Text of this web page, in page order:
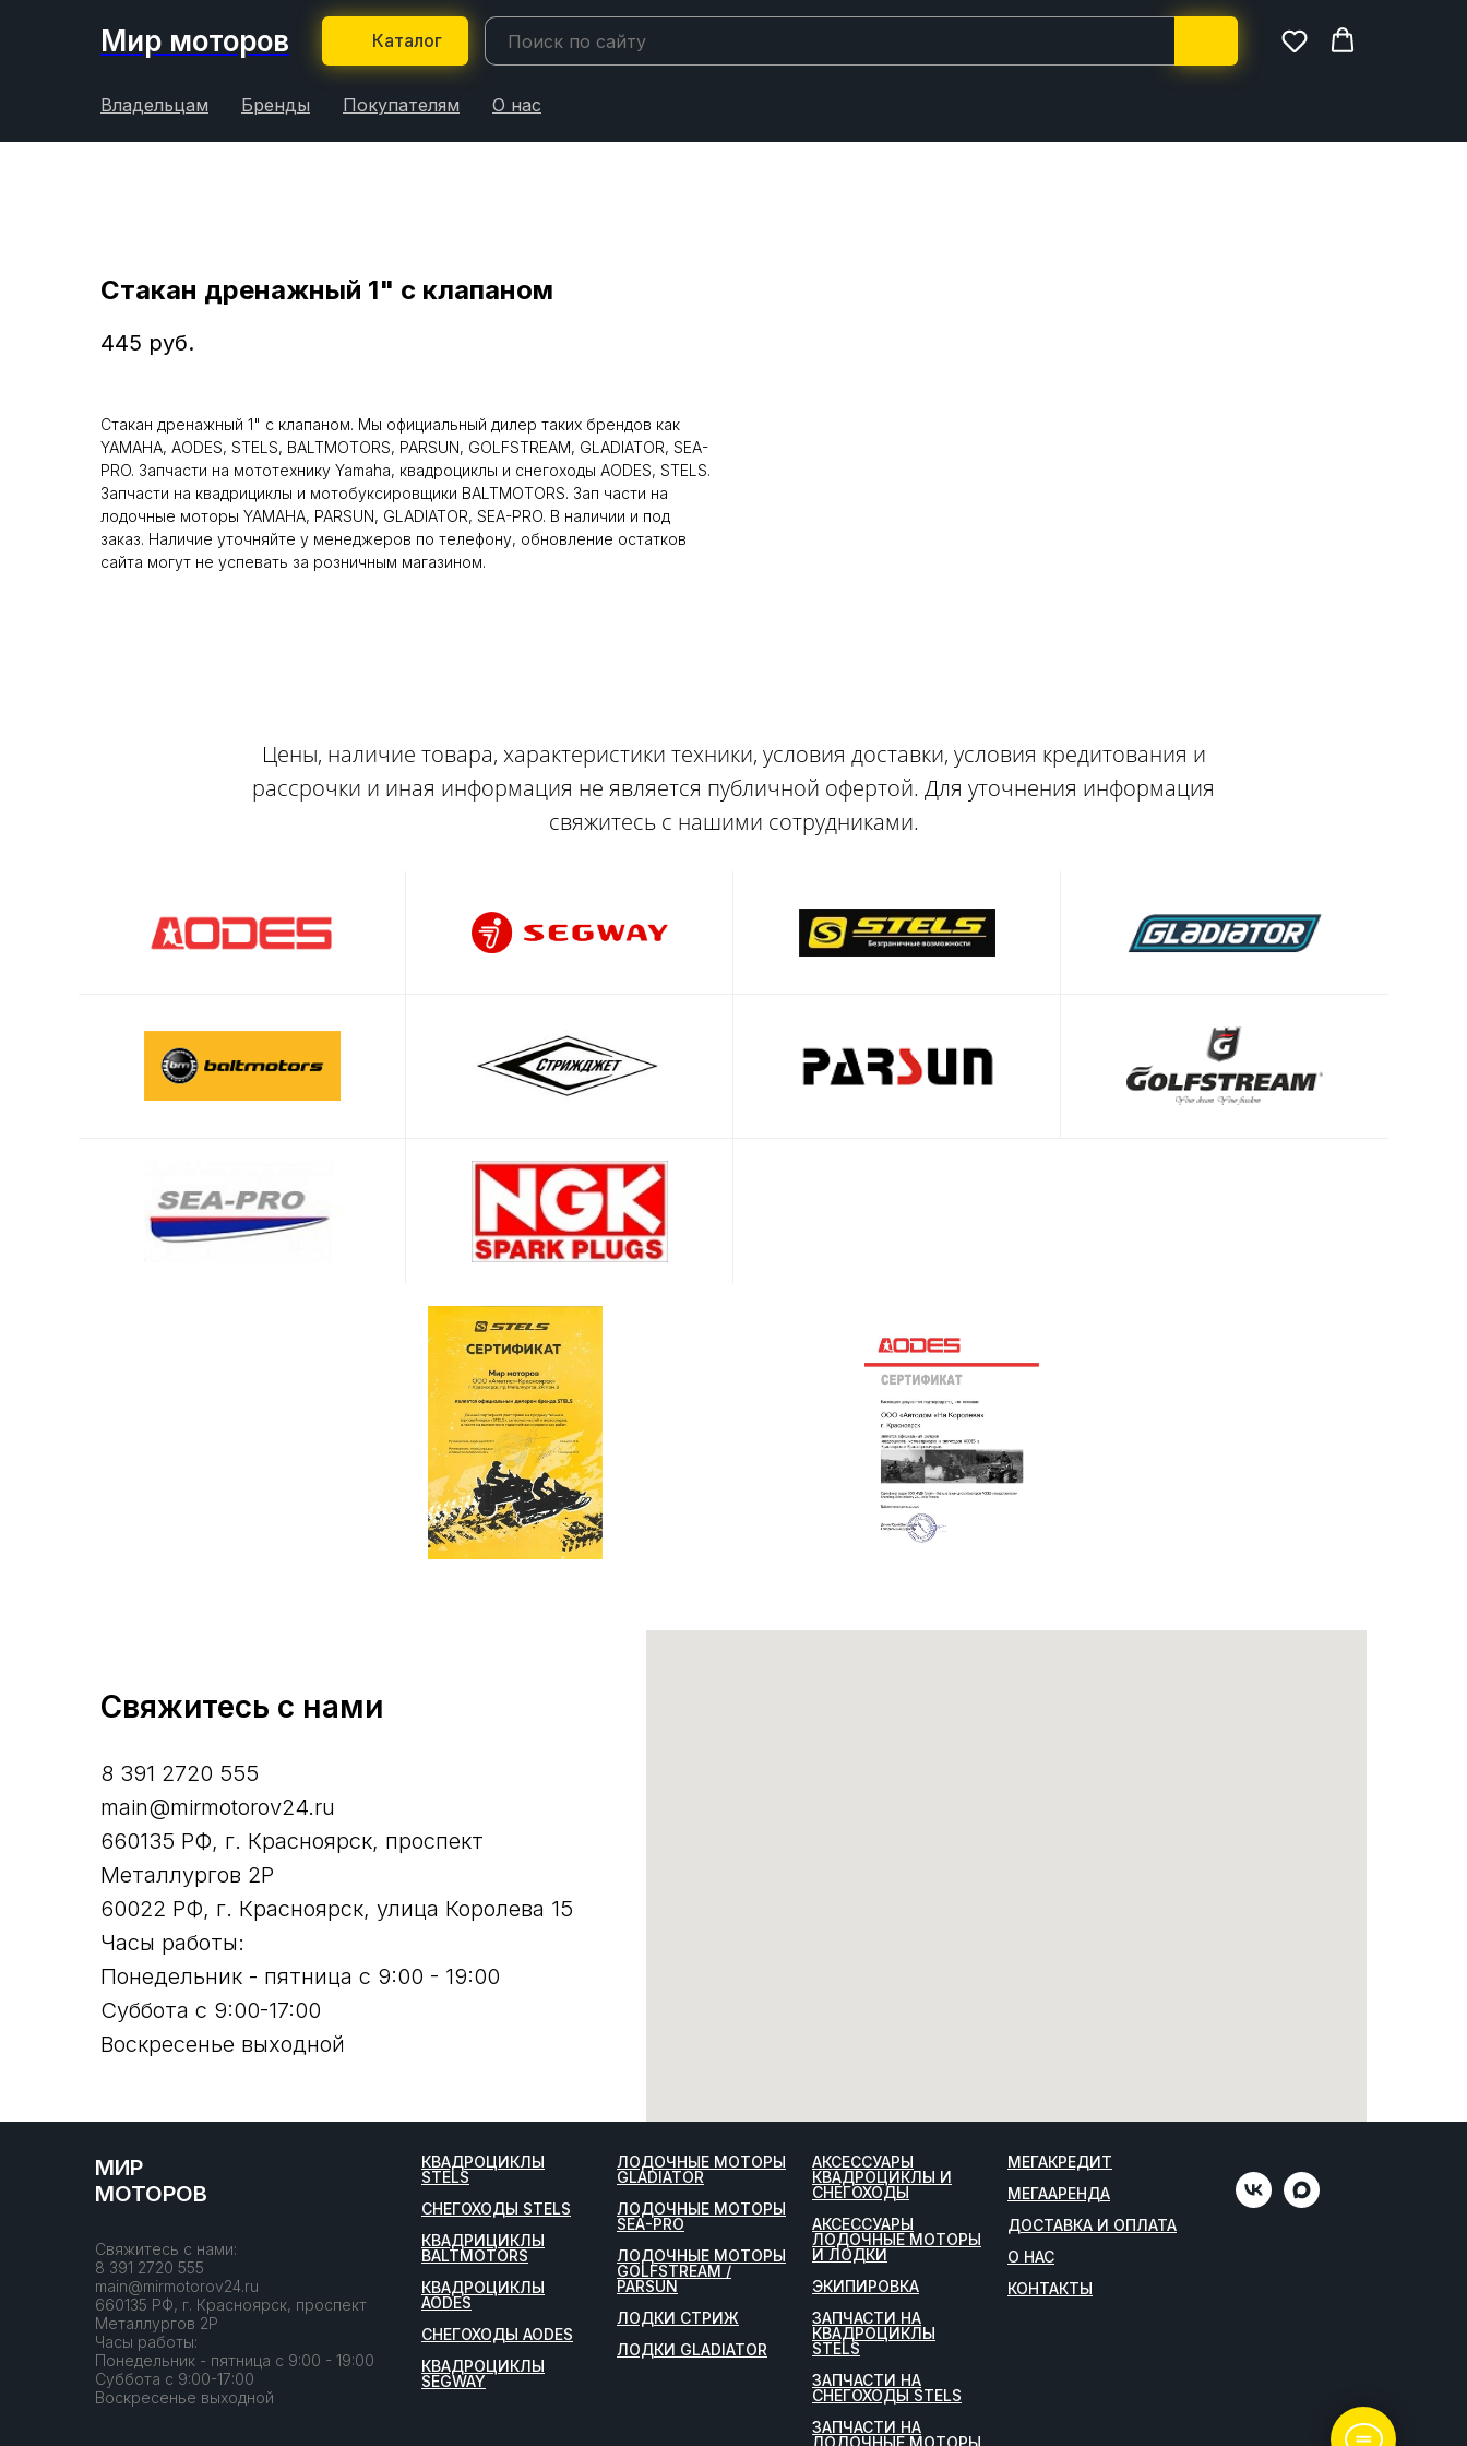
Мир моторов Каталог
Владельцам Бренды Покупателям О нас
Стакан дренажный 1" с клапаном
445 руб.
Стакан дренажный 1" с клапаном. Мы официальный дилер таких брендов как
YAMAHA, AODES, STELS, BALTMOTORS, PARSUN, GOLFSTREAM, GLADIATOR, SEA-
PRO. Запчасти на мототехнику Yamaha, квадроциклы и снегоходы AODES, STELS.
Запчасти на квадрициклы и мотобуксировщики BALTMOTORS. Зап части на
лодочные моторы YAMAHA, PARSUN, GLADIATOR, SEA-PRO. В наличии и под
заказ. Наличие уточняйте у менеджеров по телефону, обновление остатков
сайта могут не успевать за розничным магазином.
Цены, наличие товара, характеристики техники, условия доставки, условия кредитования и
рассрочки и иная информация не является публичной офертой. Для уточнения информация
свяжитесь с нашими сотрудниками.
Свяжитесь с нами
8 391 2720 555
main@mirmotorov24.ru
660135 РФ, г. Красноярск, проспект
Металлургов 2Р
60022 РФ, г. Красноярск, улица Королева 15
Часы работы:
Понедельник - пятница с 9:00 - 19:00
Суббота с 9:00-17:00
Воскресенье выходной
МИР
МОТОРОВ
Свяжитесь с нами:
8 391 2720 555
main@mirmotorov24.ru
660135 РФ, г. Красноярск, проспект
Металлургов 2Р
Часы работы:
Понедельник - пятница с 9:00 - 19:00
Суббота с 9:00-17:00
Воскресенье выходной
КВАДРОЦИКЛЫ
STELS
СНЕГОХОДЫ STELS
КВАДРИЦИКЛЫ
BALTMOTORS
КВАДРОЦИКЛЫ
AODES
СНЕГОХОДЫ AODES
КВАДРОЦИКЛЫ
SEGWAY
ЛОДОЧНЫЕ МОТОРЫ
GLADIATOR
ЛОДОЧНЫЕ МОТОРЫ
SEA-PRO
ЛОДОЧНЫЕ МОТОРЫ
GOLFSTREAM /
PARSUN
ЛОДКИ СТРИЖ
ЛОДКИ GLADIATOR
АКСЕССУАРЫ
КВАДРОЦИКЛЫ И
СНЕГОХОДЫ
АКСЕССУАРЫ
ЛОДОЧНЫЕ МОТОРЫ
И ЛОДКИ
ЭКИПИРОВКА
ЗАПЧАСТИ НА
КВАДРОЦИКЛЫ
STELS
ЗАПЧАСТИ НА
СНЕГОХОДЫ STELS
ЗАПЧАСТИ НА
ЛОДОЧНЫЕ МОТОРЫ
МЕГАКРЕДИТ
МЕГААРЕНДА
ДОСТАВКА И ОПЛАТА
О НАС
КОНТАКТЫ